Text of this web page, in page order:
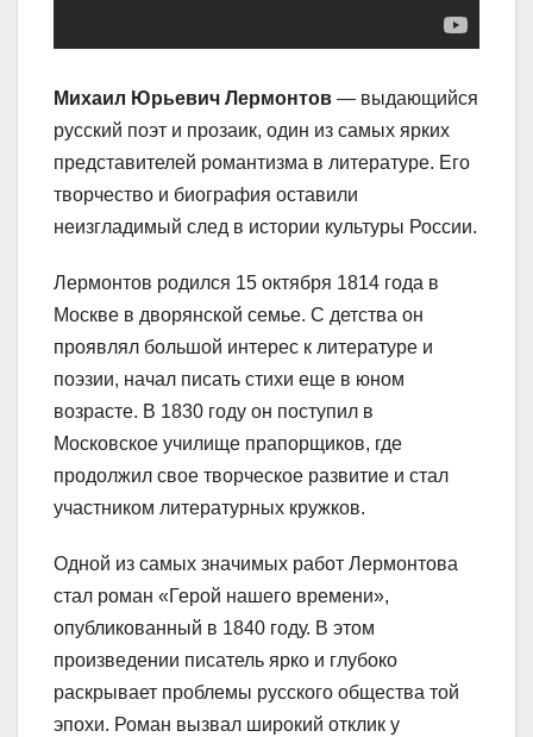
Михаил Юрьевич Лермонтов — выдающийся
русский поэт и прозаик, один из самых ярких
представителей романтизма в литературе. Его
творчество и биография оставили
неизгладимый след в истории культуры России.
Лермонтов родился 15 октября 1814 года в
Москве в дворянской семье. С детства он
проявлял большой интерес к литературе и
поэзии, начал писать стихи еще в юном
возрасте. В 1830 году он поступил в
Московское училище прапорщиков, где
продолжил свое творческое развитие и стал
участником литературных кружков.
Одной из самых значимых работ Лермонтова
стал роман «Герой нашего времени»,
опубликованный в 1840 году. В этом
произведении писатель ярко и глубоко
раскрывает проблемы русского общества той
эпохи. Роман вызвал широкий отклик у